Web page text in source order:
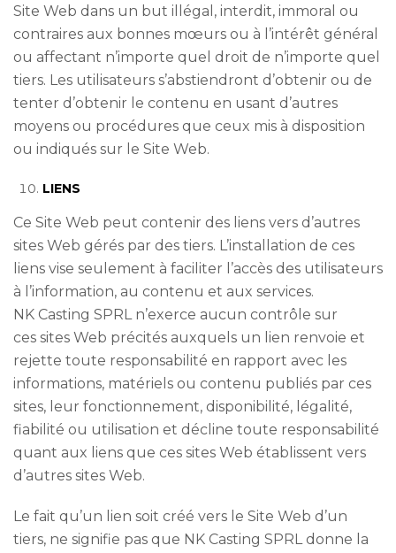
Site Web dans un but illégal, interdit, immoral ou
contraires aux bonnes mœurs ou à l’intérêt général
ou affectant n’importe quel droit de n’importe quel
tiers. Les utilisateurs s’abstiendront d’obtenir ou de
tenter d’obtenir le contenu en usant d’autres
moyens ou procédures que ceux mis à disposition
ou indiqués sur le Site Web.
LIENS
Ce Site Web peut contenir des liens vers d’autres
sites Web gérés par des tiers. L’installation de ces
liens vise seulement à faciliter l’accès des utilisateurs
à l’information, au contenu et aux services.
NK Casting SPRL n’exerce aucun contrôle sur
ces sites Web précités auxquels un lien renvoie et
rejette toute responsabilité en rapport avec les
informations, matériels ou contenu publiés par ces
sites, leur fonctionnement, disponibilité, légalité,
fiabilité ou utilisation et décline toute responsabilité
quant aux liens que ces sites Web établissent vers
d’autres sites Web.
Le fait qu’un lien soit créé vers le Site Web d’un
tiers, ne signifie pas que NK Casting SPRL donne la